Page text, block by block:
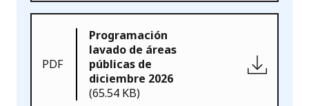
PDF
Programación
lavado de áreas
públicas de
diciembre 2026
(65.54 KB)